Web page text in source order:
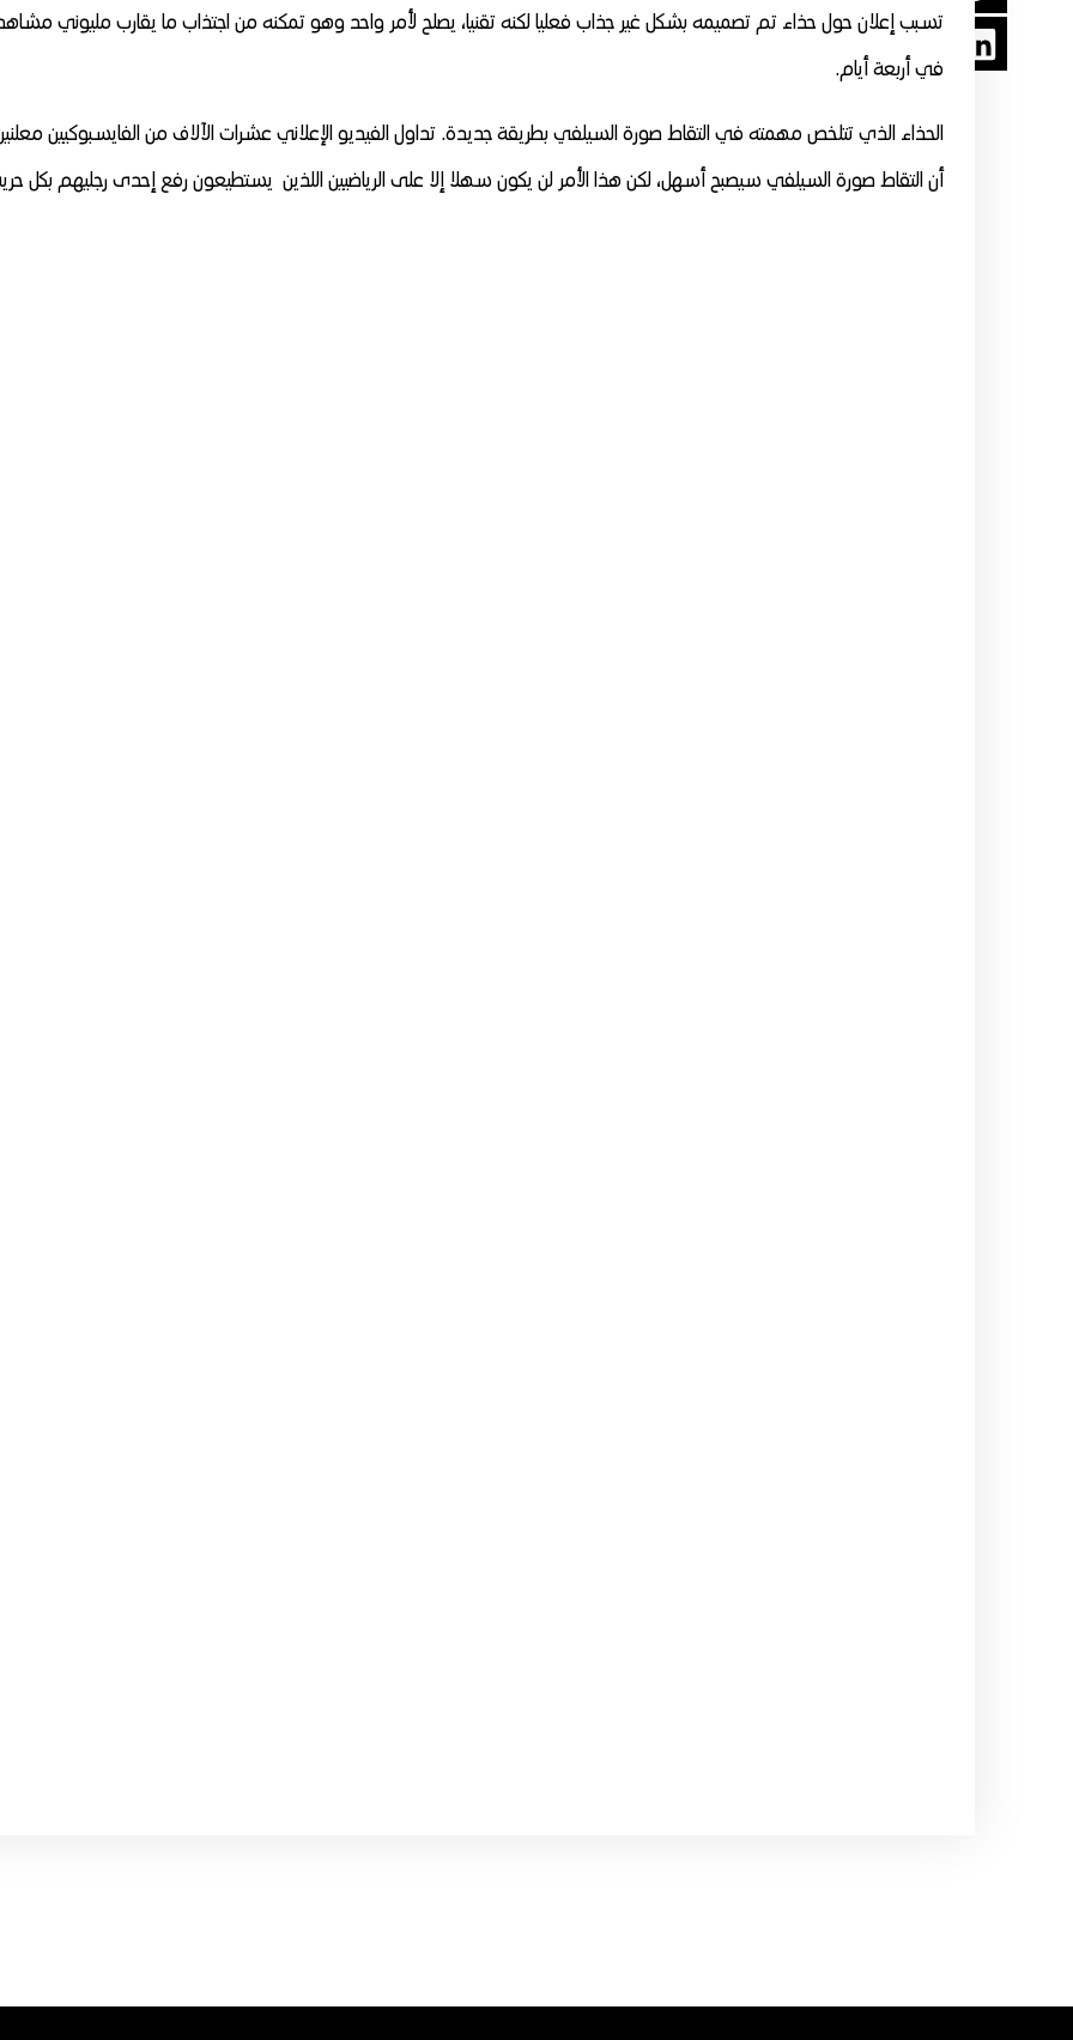
تسبب إعلان حول حذاء تم تصميمه بشكل غير جذاب فعليا لكنه تقنيا، يصلح لأمر واحد وهو تمكنه من اجتذاب ما يقارب مليوني
في أربعة أيام.
الحذاء الذي تتلخص مهمته في التقاط صورة السيلفي بطريقة جديدة. تداول الفيديو الإعلاني عشرات الآلاف من الفايسبوكيين
أن التقاط صورة السيلفي سيصبح أسهل، لكن هذا الأمر لن يكون سهلا إلا على الرياضيين اللذين يستطيعون رفع إحدى رجليهم بكل